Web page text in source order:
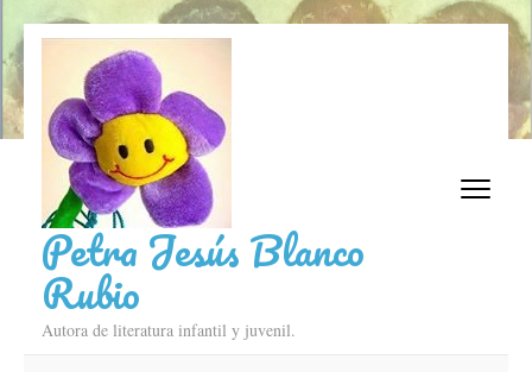
Saltar
contenido
(presiona
tecla
Intro)
Petra Jesús Blanco
Rubio
Autora de literatura infantil y juvenil.